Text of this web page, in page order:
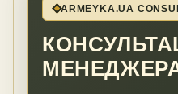
ARMEYKA.UA